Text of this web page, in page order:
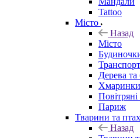
Tattoo
Місто
Назад
Місто
Транспорт
Дерева та
Повітряні
Париж
Тварини та
Назад